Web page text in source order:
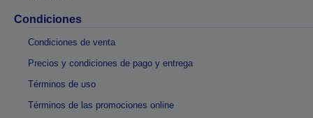
Condiciones
Condiciones de venta
Precios y condiciones de pago y entrega
Términos de uso
Términos de las promociones online